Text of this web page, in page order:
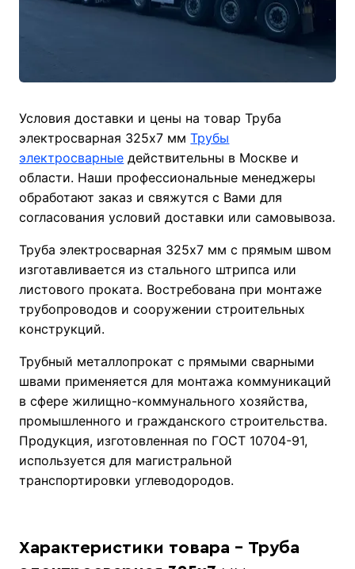
Условия доставки и цены на товар Труба
электросварная 325х7 ммТрубы
электросварные действительны в Москве и
области. Наши профессиональные менеджеры
обработают заказ и свяжутся с Вами для
согласования условий доставки или самовывоза.
Труба электросварная 325х7 мм с прямым швом
изготавливается из стального штрипса или
листового проката. Востребована при монтаже
трубопроводов и сооружении строительных
конструкций.
Трубный металлопрокат с прямыми сварными
швами применяется для монтажа коммуникаций
в сфере жилищно-коммунального хозяйства,
промышленного и гражданского строительства.
Продукция, изготовленная по ГОСТ 10704-91,
используется для магистральной
транспортировки углеводородов.
Характеристики товара - Труба